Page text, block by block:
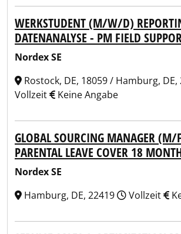
WERKSTUDENT (M/W/D)
DATENANALYSE - PM FIELD
Nordex SE
Rostock, DE, 18059 / Hamburg, DE,
Vollzeit
Keine Angabe
GLOBAL SOURCING MANAGER
PARENTAL LEAVE COVER 18
Nordex SE
Hamburg, DE, 22419
Vollzeit